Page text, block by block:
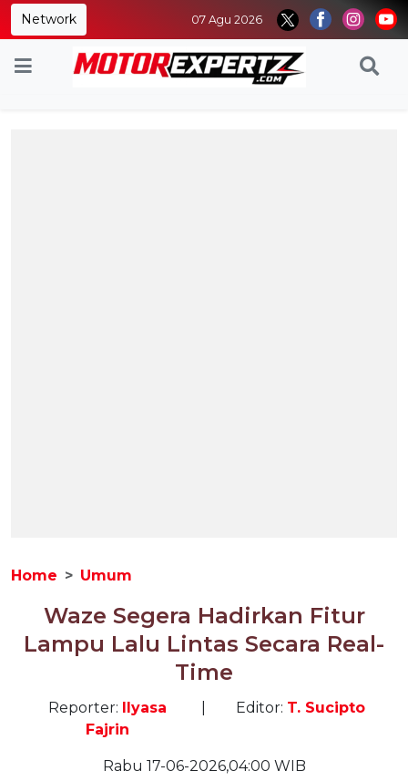
Network 07 Agu 2026
Home Umum
Waze Segera Hadirkan Fitur
Lampu Lalu Lintas Secara Real-
Time
Reporter: Ilyasa
Fajrin
Editor: T. Sucipto
Rabu 17-06-2026,04:00 WIB